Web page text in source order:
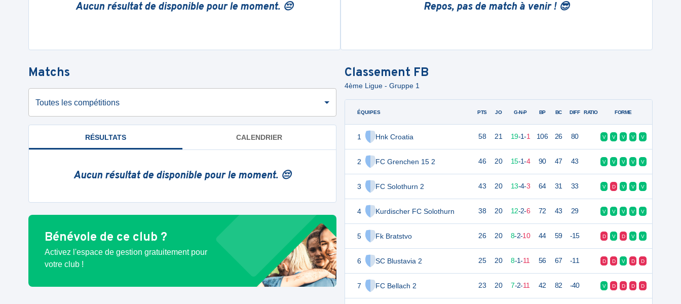
Aucun résultat de disponible pour le moment. 😔 Repos, pas de match à venir ! 😎
Matchs
Toutes les compétitions
RÉSULTATS CALENDRIER
Aucun résultat de disponible pour le moment. 😔
Bénévole de ce club ?
Activez l'espace de gestion gratuitement pour
votre club !
Classement FB
4ème Ligue - Gruppe 1
ÉQUIPES
1 Hnk Croatia
2 FC Grenchen 15 2
3 FC Solothurn 2
4 Kurdischer FC Solothurn
5 Fk Bratstvo
6 SC Blustavia 2
7 FC Bellach 2
PTS JO G-N-P BP BC DIFF RATIO FORME
58 21 19-1-1 106 26 80 V V V V V
46 20 15-1-4 90 47 43 V V V V V
43 20 13-4-3 64 31 33 V D V V V
38 20 12-2-6 72 43 29 V V V V V
26 20 8-2-10 44 59 -15 D V D V V
25 20 8-1-11 56 67 -11 D D V D D
23 20 7-2-11 42 82 -40 V D D D D